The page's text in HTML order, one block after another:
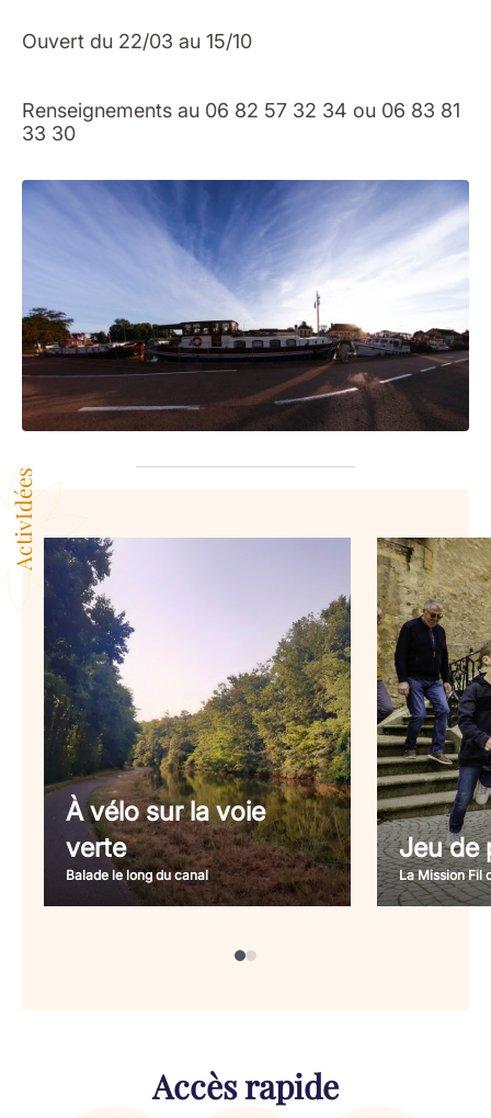
Ouvert du 22/03 au 15/10
Renseignements au 06 82 57 32 34 ou 06 83 81
33 30
ActivIdées
À vélo sur la voie
verte
Balade le long du canal
Jeu de
La Mission Fil
Accès rapide